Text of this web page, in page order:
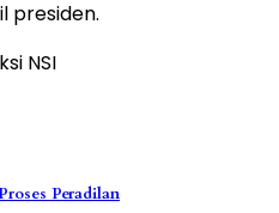
presiden.
NSI
Peradilan